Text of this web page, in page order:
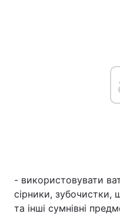
- використовувати
сірники, зубочистки,
та інші сумнівні